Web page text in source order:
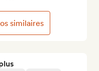
similaires